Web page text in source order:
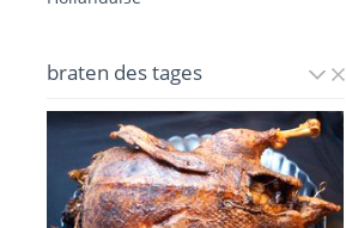
braten des tages